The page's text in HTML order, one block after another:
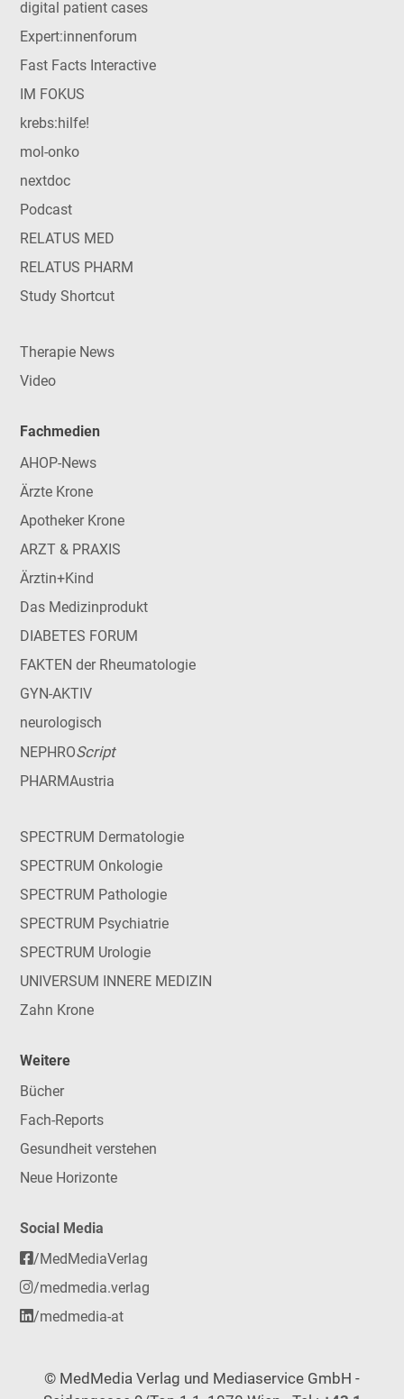
digital patient cases
Expert:innenforum
Fast Facts Interactive
IM FOKUS
krebs:hilfe!
mol-onko
nextdoc
Podcast
RELATUS MED
RELATUS PHARM
Study Shortcut
Therapie News
Video
Fachmedien
AHOP-News
Ärzte Krone
Apotheker Krone
ARZT & PRAXIS
Ärztin+Kind
Das Medizinprodukt
DIABETES FORUM
FAKTEN der Rheumatologie
GYN-AKTIV
neurologisch
NEPHROScript
PHARMAustria
SPECTRUM Dermatologie
SPECTRUM Onkologie
SPECTRUM Pathologie
SPECTRUM Psychiatrie
SPECTRUM Urologie
UNIVERSUM INNERE MEDIZIN
Zahn Krone
Weitere
Bücher
Fach-Reports
Gesundheit verstehen
Neue Horizonte
Social Media
/MedMediaVerlag
/medmedia.verlag
/medmedia-at
© MedMedia Verlag und Mediaservice GmbH -